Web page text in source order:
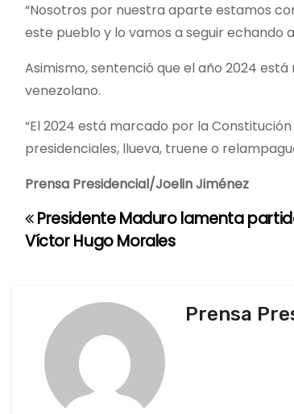
“Nosotros por nuestra aparte estamos
este pueblo y lo vamos a seguir echando
Asimismo, sentenció que el año 2024
venezolano.
“El 2024 está marcado por la
presidenciales, llueva, truene o
Prensa Presidencial/Joelin Jiménez
NPresidente Maduro lamenta
Víctor Hugo Morales
Prensa